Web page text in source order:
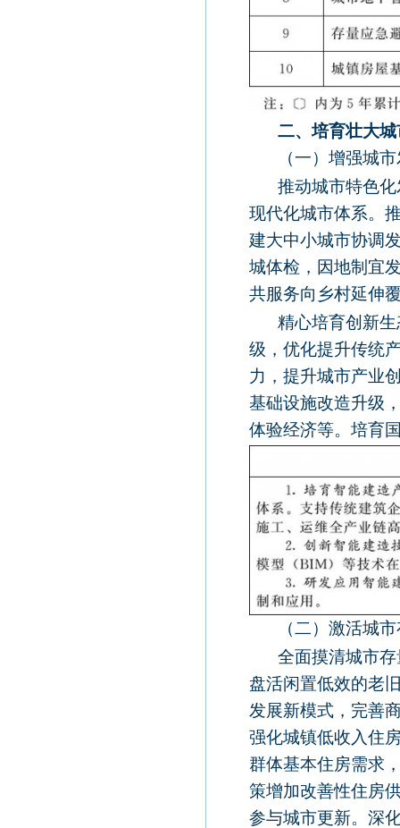
二、培育壮大
（一）增强城
推动城市特色
现代化城市体系。
建大中小城市协调
城体检，因地制宜
共服务向乡村延伸
精心培育创新
级，优化提升传统
力，提升城市产业
基础设施改造升级
体验经济等。培育
（二）激活城
全面摸清城市
盘活闲置低效的老
发展新模式，完善
强化城镇低收入住
群体基本住房需求
策增加改善性住房
参与城市更新。深